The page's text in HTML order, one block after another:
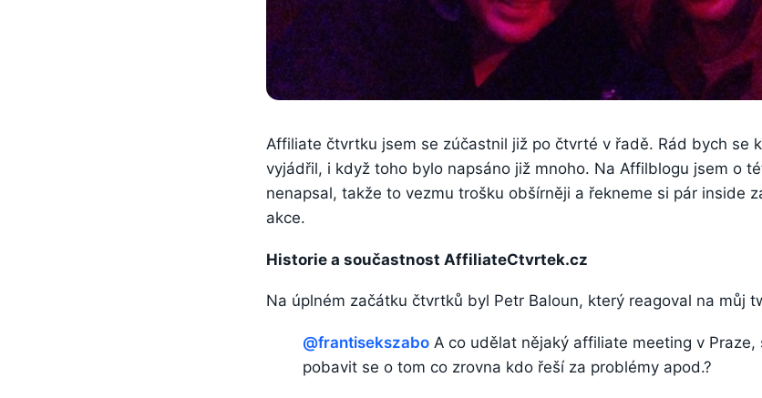
Affiliate čtvrtku jsem se zúčastnil již po čtvrté v řadě. Rád bych se
vyjádřil, i když toho bylo napsáno již mnoho. Na Affilblogu jsem o
nenapsal, takže to vezmu trošku obšírněji a řekneme si pár inside
akce.
Historie a součastnost AffiliateCtvrtek.cz
Na úplném začátku čtvrtků byl Petr Baloun, který reagoval na můj
@frantisekszabo A co udělat nějaký affiliate meeting v Praze,
pobavit se o tom co zrovna kdo řeší za problémy apod.?